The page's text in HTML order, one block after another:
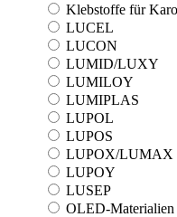
Klebstoffe für
LUCEL
LUCON
LUMID/LUXY
LUMILOY
LUMIPLAS
LUPOL
LUPOS
LUPOX/LUMAX
LUPOY
LUSEP
OLED-Materialien